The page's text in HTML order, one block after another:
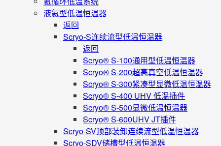
液氦型低温恒温器
返回
Scryo-S连续流型低温恒温器
返回
Scryo® S-100通用型低温恒温器
Scryo® S-200超高真空低温恒温器
Scryo® S-300紧凑型显微低温恒温器
Scryo® S-400 UHV 低温插件
Scryo® S-500显微低温恒温器
Scryo® S-600UHV JT插件
Scryo-SV顶部装卸连续流型低温恒温器
Scryo-SDV储槽型低温恒温器